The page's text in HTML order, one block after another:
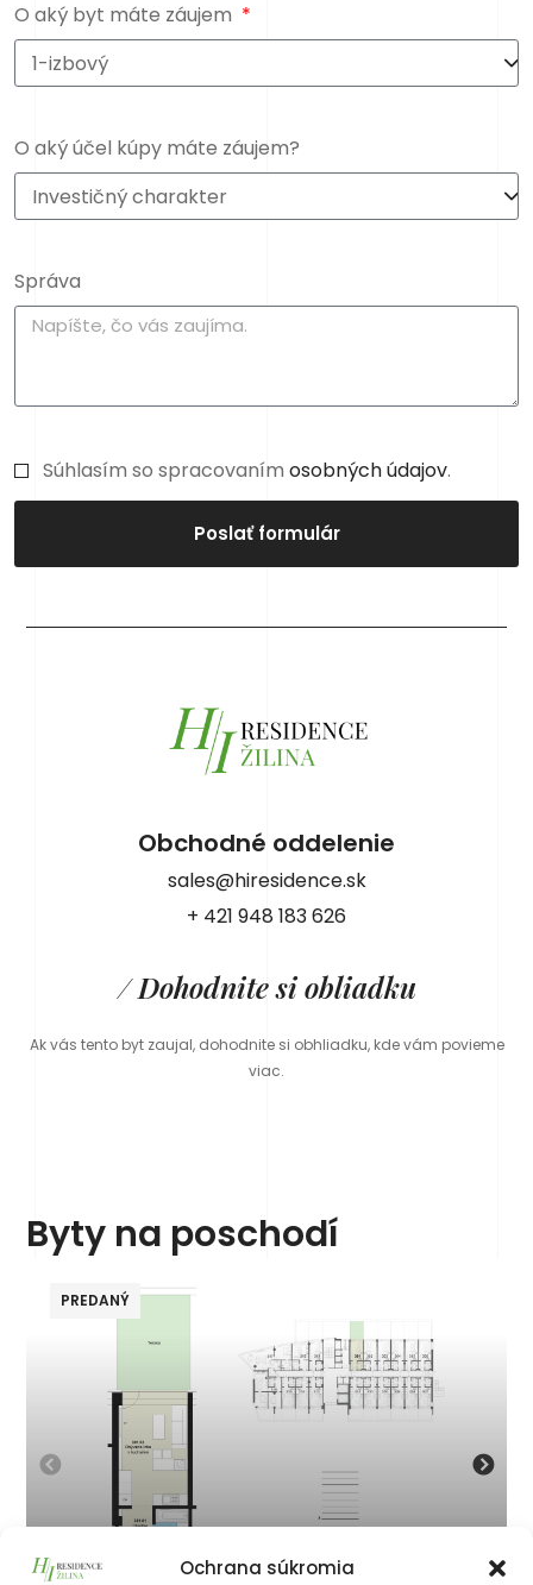
Ochrana súkromia
O aký byt máte záujem
O aký účel kúpy máte záujem?
Správa
Súhlasím so spracovanímosobných údajov.
Poslať formulár
Obchodné oddelenie
sales@hiresidence.sk
+ 421 948 183 626
/ Dohodnite si obliadku
Ak vás tento byt zaujal, dohodnite si obhliadku, kde vám povieme
viac.
Byty na poschodí
PREDANÝ